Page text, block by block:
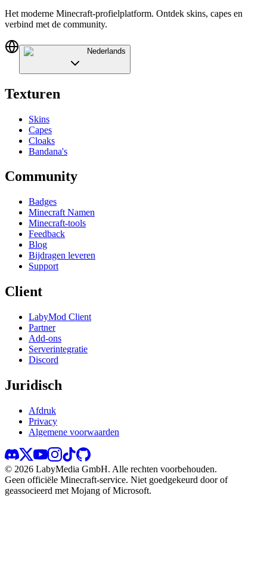
Het moderne Minecraft-profielplatform. Ontdek skins, capes en
verbind met de community.
Nederlands
Texturen
Skins
Capes
Cloaks
Bandana's
Community
Badges
Minecraft Namen
Minecraft-tools
Feedback
Blog
Bijdragen leveren
Support
Client
LabyMod Client
Partner
Add-ons
Serverintegratie
Discord
Juridisch
Afdruk
Privacy
Algemene voorwaarden
© 2026 LabyMedia GmbH. Alle rechten voorbehouden.
Geen officiële Minecraft-service. Niet goedgekeurd door of
geassocieerd met Mojang of Microsoft.